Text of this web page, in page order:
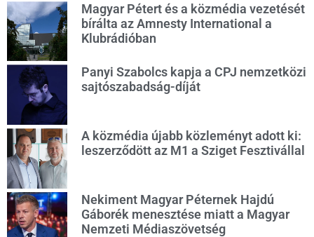
Magyar Pétert és a közmédia vezetését
bírálta az Amnesty International a
Klubrádióban
Panyi Szabolcs kapja a CPJ nemzetközi
sajtószabadság-díját
A közmédia újabb közleményt adott ki:
leszerződött az M1 a Sziget Fesztivállal
Nekiment Magyar Péternek Hajdú
Gáborék menesztése miatt a Magyar
Nemzeti Médiaszövetség